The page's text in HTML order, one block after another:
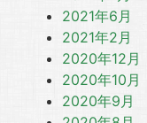
2021年6月
2021年2月
2020年12月
2020年10月
2020年9月